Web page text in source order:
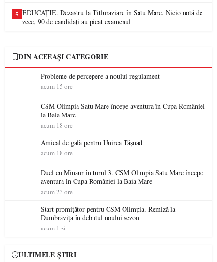
5 EDUCAȚIE. Dezastru la Titluraziare în Satu Mare. Nicio notă de
zece, 90 de candidați au picat examenul
DIN ACEEAȘI CATEGORIE
Probleme de percepere a noului regulament
acum 15 ore
CSM Olimpia Satu Mare începe aventura în Cupa României
la Baia Mare
acum 18 ore
Amical de gală pentru Unirea Tășnad
acum 18 ore
Duel cu Minaur în turul 3. CSM Olimpia Satu Mare începe
aventura în Cupa României la Baia Mare
acum 23 ore
Start promițător pentru CSM Olimpia. Remiză la
Dumbrăvița în debutul noului sezon
acum 1 zi
ULTIMELE ȘTIRI